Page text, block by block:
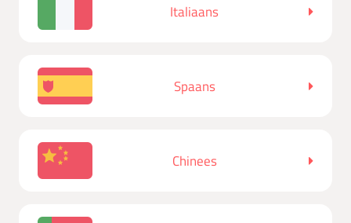
Italiaans
Spaans
Chinees